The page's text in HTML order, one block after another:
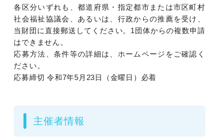
各区分いずれも、都道府県・指定都市または市区町村
社会福祉協議会、あるいは、行政からの推薦を受け、
当財団に直接郵送してください。1団体からの複数申請
はできません。
応募方法、条件等の詳細は、ホームページをご確認く
ださい。
応募締切 令和7年5月23日（金曜日）必着
主催者情報